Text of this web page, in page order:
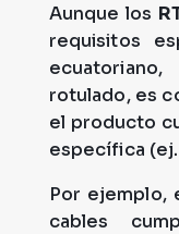
Aunque los
requisitos
rotulado, es
el producto
específica (ej.
Por ejemplo,
cables